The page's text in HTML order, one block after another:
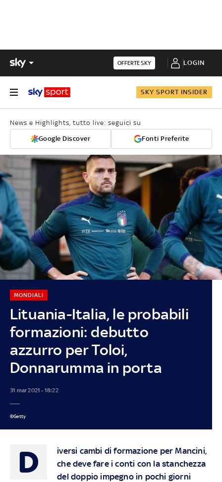
OFFERTE SKY LOGIN
SKY SPORT INSIDER
News e Highlights, tutto live: seguici su
Google Discover Fonti Preferite
Lituania-Italia, le probabili
formazioni: debutto
azzurro per Toloi,
Donnarumma in porta
MONDIALI
31 mar 2021 - 18:22
©Getty
D
iversi cambi di formazione per Mancini,
che deve fare i conti con la stanchezza
del doppio impegno in pochi giorni